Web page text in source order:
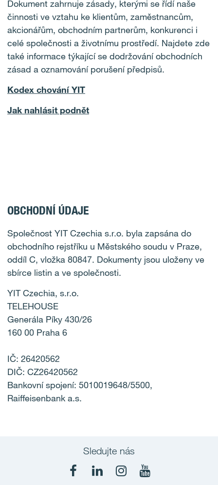
Dokument zahrnuje zásady, kterými se řídí naše
činnosti ve vztahu ke klientům, zaměstnancům,
akcionářům, obchodním partnerům, konkurenci i
celé společnosti a životnímu prostředí. Najdete zde
také informace týkající se dodržování obchodních
zásad a oznamování porušení předpisů.
Kodex chování YIT
Jak nahlásit podnět
OBCHODNÍ ÚDAJE
Společnost YIT Czechia s.r.o. byla zapsána do
obchodního rejstříku u Městského soudu v Praze,
oddíl C, vložka 80847. Dokumenty jsou uloženy ve
sbírce listin a ve společnosti.
YIT Czechia, s.r.o.
TELEHOUSE
Generála Píky 430/26
160 00 Praha 6
IČ: 26420562
DIČ: CZ26420562
Bankovní spojení: 5010019648/5500,
Raiffeisenbank a.s.
Sledujte nás